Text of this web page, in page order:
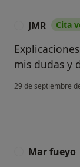
JMR Cita
mis dudas y
29 de septiembre
Mar fueyo